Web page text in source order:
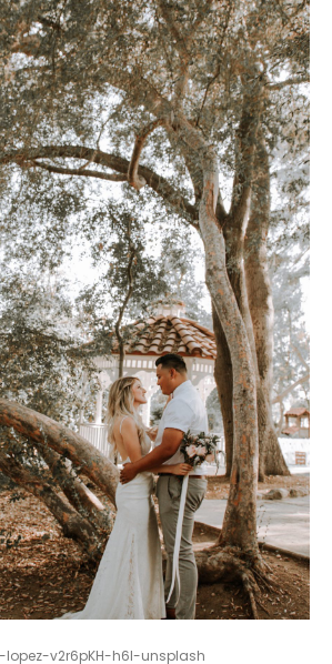
v2r6pKH-h6I-unsplash